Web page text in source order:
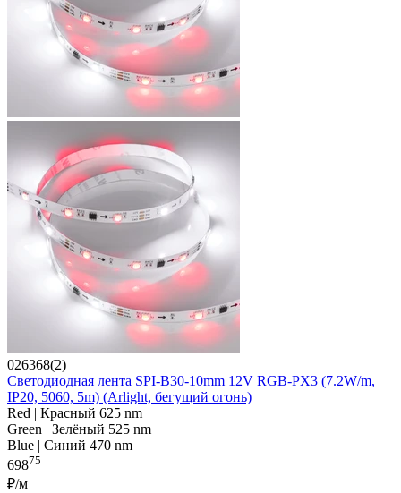
026368(2)
Светодиодная лента SPI-B30-10mm 12V RGB-PX3 (7.2W/m,
IP20, 5060, 5m) (Arlight, бегущий огонь)
Red | Красный 625 nm
Green | Зелёный 525 nm
Blue | Синий 470 nm
69875
₽/м